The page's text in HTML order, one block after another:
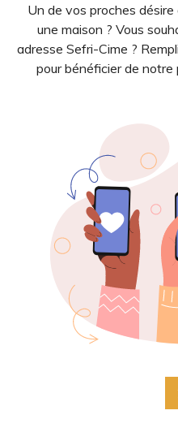
Un de vos proches
une maison ? Vous
adresse Sefri-Cime ?
pour bénéficier de notre